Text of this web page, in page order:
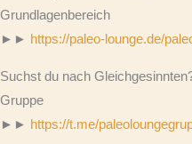
Grundlagenbereich
►► https://paleo-lounge.de/
Suchst du nach
Gruppe
►► https://t.me/